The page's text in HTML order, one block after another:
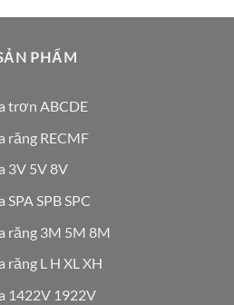
PHẨM
trơn ABCDE
răng RECMF
3V 5V 8V
SPA SPB SPC
răng 3M 5M 8M
răng L H XL XH
1422V 1922V